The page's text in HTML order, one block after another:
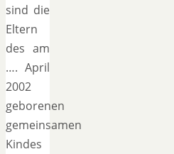
sind die
Eltern
des am
…. April
2002
geborenen
gemeinsamen
Kindes